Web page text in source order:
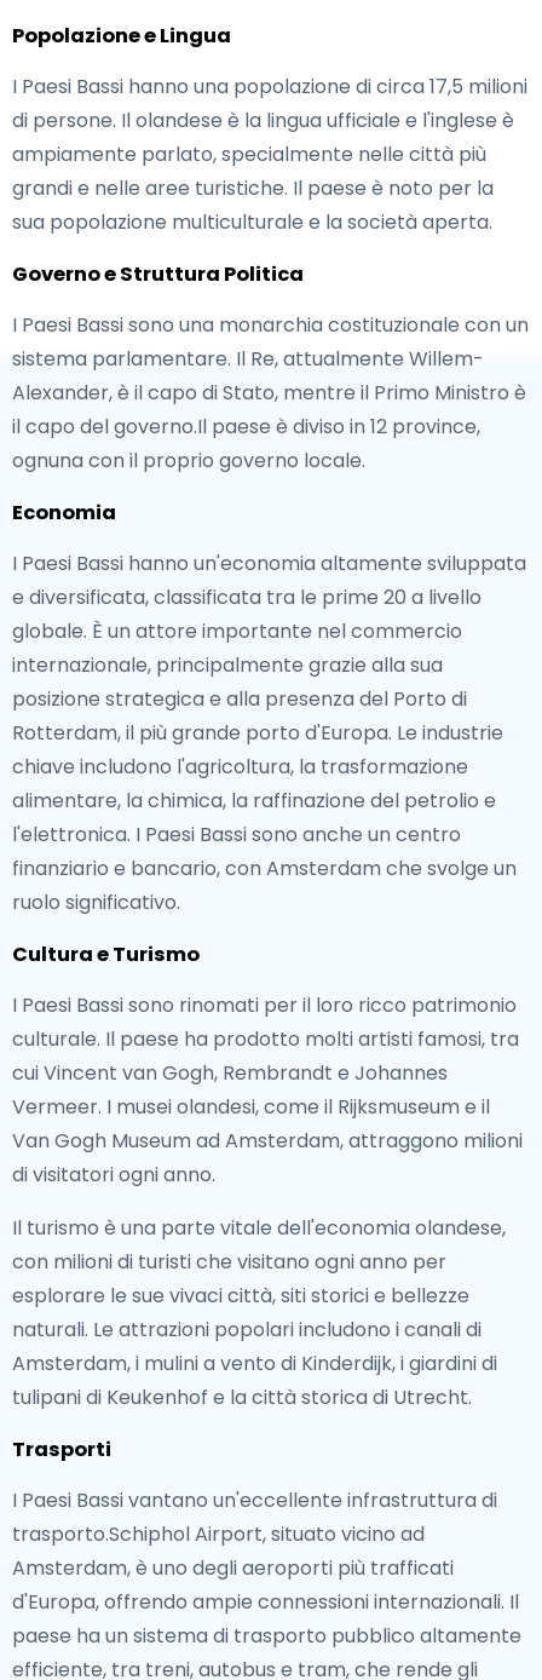
Popolazione e Lingua
I Paesi Bassi hanno una popolazione di circa 17,5 milioni
di persone. Il olandese è la lingua ufficiale e l'inglese è
ampiamente parlato, specialmente nelle città più
grandi e nelle aree turistiche. Il paese è noto per la
sua popolazione multiculturale e la società aperta.
Governo e Struttura Politica
I Paesi Bassi sono una monarchia costituzionale con un
sistema parlamentare. Il Re, attualmente Willem-
Alexander, è il capo di Stato, mentre il Primo Ministro è
il capo del governo.Il paese è diviso in 12 province,
ognuna con il proprio governo locale.
Economia
I Paesi Bassi hanno un'economia altamente sviluppata
e diversificata, classificata tra le prime 20 a livello
globale. È un attore importante nel commercio
internazionale, principalmente grazie alla sua
posizione strategica e alla presenza del Porto di
Rotterdam, il più grande porto d'Europa. Le industrie
chiave includono l'agricoltura, la trasformazione
alimentare, la chimica, la raffinazione del petrolio e
l'elettronica. I Paesi Bassi sono anche un centro
finanziario e bancario, con Amsterdam che svolge un
ruolo significativo.
Cultura e Turismo
I Paesi Bassi sono rinomati per il loro ricco patrimonio
culturale. Il paese ha prodotto molti artisti famosi, tra
cui Vincent van Gogh, Rembrandt e Johannes
Vermeer. I musei olandesi, come il Rijksmuseum e il
Van Gogh Museum ad Amsterdam, attraggono milioni
di visitatori ogni anno.
Il turismo è una parte vitale dell'economia olandese,
con milioni di turisti che visitano ogni anno per
esplorare le sue vivaci città, siti storici e bellezze
naturali. Le attrazioni popolari includono i canali di
Amsterdam, i mulini a vento di Kinderdijk, i giardini di
tulipani di Keukenhof e la città storica di Utrecht.
Trasporti
I Paesi Bassi vantano un'eccellente infrastruttura di
trasporto.Schiphol Airport, situato vicino ad
Amsterdam, è uno degli aeroporti più trafficati
d'Europa, offrendo ampie connessioni internazionali. Il
paese ha un sistema di trasporto pubblico altamente
efficiente, tra treni, autobus e tram, che rende gli